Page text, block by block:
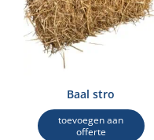
Baal stro
toevoegen aan
offerte